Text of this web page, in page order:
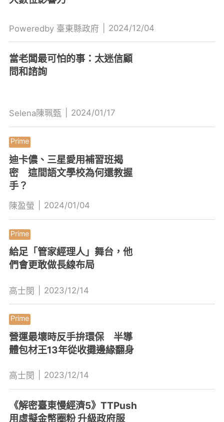
Poweredby 臺東縣政府 2024/12/04
當老闆最可怕的事：太迷信顧
問和諮詢
Selena陳珮甄 2024/01/17
迪卡儂、三星愛用補習班揭
密 這間語文學校為何還教握
手？
陳盈螢 2024/01/04
給足「管家經理人」舞台，他
們會更敢做長線布局
高士閔 2023/12/14
營運最壞時反手拚環保 半導
體包材王13年從收攤邊緣翻身
高士閔 2023/12/14
《解密臺東慢經濟5》TTPush
用虛擬金幣圈粉 升級政府服